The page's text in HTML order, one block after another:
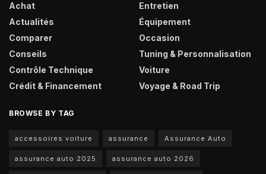
Achat
Actualités
Comparer
Conseils
Contrôle Technique
Crédit & Financement
Entretien
Équipement
Occasion
Tuning & Personnalisation
Voiture
Voyage & Road Trip
BROWSE BY TAG
accessoires voiture assurance Assurance Auto
assurance auto 2025 assurance auto 2026